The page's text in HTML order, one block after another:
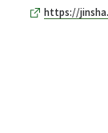
https://